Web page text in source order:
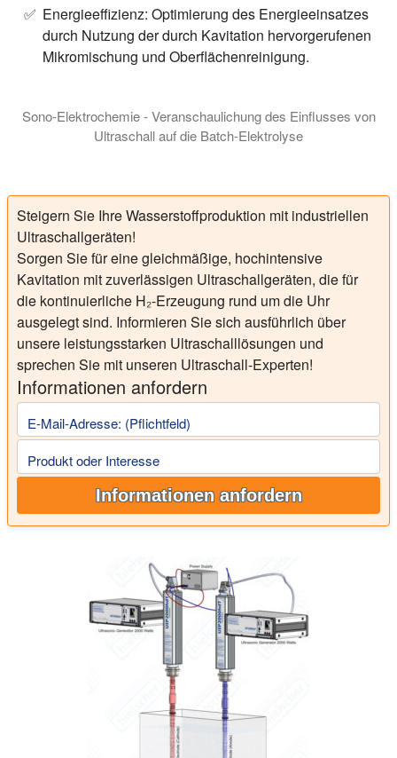
Energieeffizienz: Optimierung des Energieeinsatzes
durch Nutzung der durch Kavitation hervorgerufenen
Mikromischung und Oberflächenreinigung.
Sono-Elektrochemie - Veranschaulichung des Einflusses von
Ultraschall auf die Batch-Elektrolyse
Steigern Sie Ihre Wasserstoffproduktion mit industriellen
Ultraschallgeräten!
Sorgen Sie für eine gleichmäßige, hochintensive
Kavitation mit zuverlässigen Ultraschallgeräten, die für
die kontinuierliche H₂-Erzeugung rund um die Uhr
ausgelegt sind. Informieren Sie sich ausführlich über
unsere leistungsstarken Ultraschalllösungen und
sprechen Sie mit unseren Ultraschall-Experten!
Informationen anfordern
E-Mail-Adresse: (Pflichtfeld)
Produkt oder Interesse
Informationen anfordern